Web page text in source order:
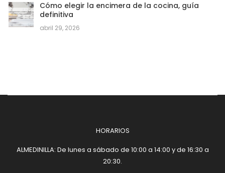
Cómo elegir la encimera de la cocina, guía
definitiva
abril 29, 2026
HORARIOS
ALMEDINILLA: De lunes a sábado de 10:00 a 14:00 y de 16:30 a
20:30.